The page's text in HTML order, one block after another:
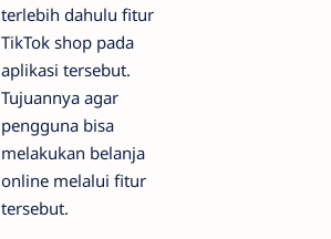
terlebih dahulu fitur
TikTok shop pada
aplikasi tersebut.
Tujuannya agar
pengguna bisa
melakukan belanja
online melalui fitur
tersebut.